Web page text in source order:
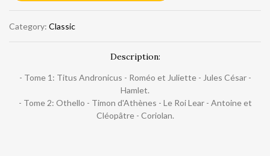
Category: Classic
Description:
- Tome 1: Titus Andronicus - Roméo et Juliette - Jules César -
Hamlet.
- Tome 2: Othello - Timon d'Athènes - Le Roi Lear - Antoine et
Cléopâtre - Coriolan.